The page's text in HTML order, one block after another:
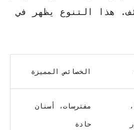
هذا التنوع يظهر في
الخصائص المميزة
مفترسات، أسنان
حادة